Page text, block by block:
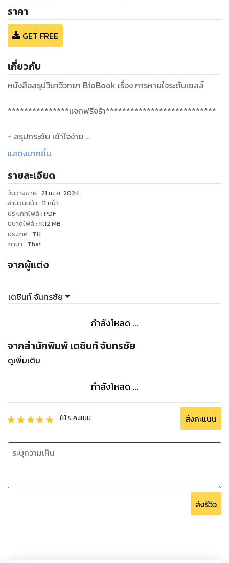
ราคา
GET FREE
เกี่ยวกับ
หนังสือสรุปวิชาวีวทยา BioBook เรื่อง การหายใจระดับเซลล์
***************แจกฟรีจร้า***************************
- สรุปกระชับ เข้าใจง่าย
- เนื้อหาอิงตาม หลักสูตร พ.ศ. 2560
ใครใช้ได้บ้าง?
- ผู้ที่จะสอบแล้ว แต่ไฟไหม้ อ่านหนังสือไม่ทัน
- ผู้ที่ต้องการทบทวนเนื้อหาในเวลาอันสั้น
- ผู้ที่อ่านเนื้อหาครบหมดแล้ว และต้องการทำสรุป
- นักเรียน นักศึกษา และผู้สนใจทุกท่าน
ปล. ในฉบับรวมเล่มจะมีการ re-write เนื้อหาบางจุด จัดรูปแบบ
แสดงมากขึ้น
รายละเอียด
วันวางขาย : 21 เม.ย. 2024
จำนวนหน้า : 11 หน้า
ประเภทไฟล์: PDF
ขนาดไฟล์: 11.12 MB
ประเทศ: TH
ภาษา : Thai
จากผู้แต่ง
เตชินท์ จันทรชัย
กำลังโหลด ...
จากสำนักพิมพ์ เตชินท์ จันทรชัย
ดูเพิ่มเติม
กำลังโหลด ...
ให้5 คะแนน ส่งคะแนน
ส่งรีวิว